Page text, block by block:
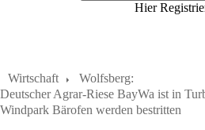
Hier
Wirtschaft
Wolfsberg:
Deutscher Agrar-Riese BayWa ist in
Windpark Bärofen werden bestritten